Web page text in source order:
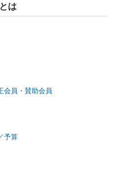
は
会員・賛助会員
予算